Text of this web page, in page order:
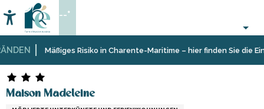
au
contenu
principal
Mäßiges Risiko in Charente-Maritime – hier finden Sie die
Accessibilité
Suche
--°
Startseite AufenthaltUnterkünfteFerienunterkünfte
Maison Madeleine
Maison Madeleine